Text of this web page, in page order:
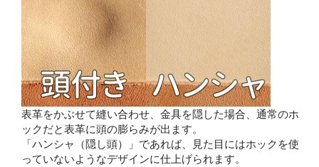
表革をかぶせて縫い合わせ、金具を隠した場合、通常のホ
ックだと表革に頭の膨らみが出ます。
「ハンシャ（隠し頭）」であれば、見た目にはホックを使
っていないようなデザインに仕上げられます。